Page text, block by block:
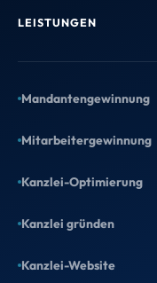
LEISTUNGEN
Mandantengewinnung
Mitarbeitergewinnung
Kanzlei-Optimierung
Kanzlei gründen
Kanzlei-Website